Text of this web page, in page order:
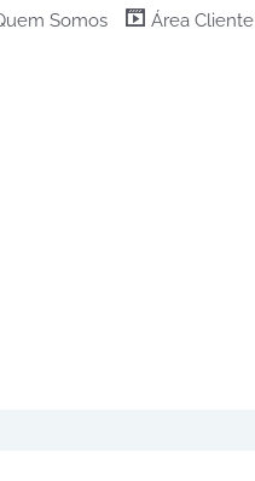
Somos Área Cliente